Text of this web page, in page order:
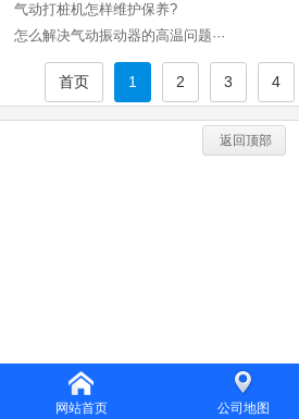
气动打桩机怎样维护保养?
怎么解决气动振动器的高温问题···
首页 1 2 3 4
返回顶部
网站首页 公司地图